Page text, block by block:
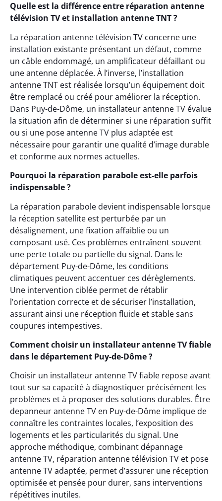
Quelle est la différence entre réparation antenne
télévision TV et installation antenne TNT ?
La réparation antenne télévision TV concerne une
installation existante présentant un défaut, comme
un câble endommagé, un amplificateur défaillant ou
une antenne déplacée. À l’inverse, l’installation
antenne TNT est réalisée lorsqu’un équipement doit
être remplacé ou créé pour améliorer la réception.
Dans Puy-de-Dôme, un installateur antenne TV évalue
la situation afin de déterminer si une réparation suffit
ou si une pose antenne TV plus adaptée est
nécessaire pour garantir une qualité d’image durable
et conforme aux normes actuelles.
Pourquoi la réparation parabole est-elle parfois
indispensable ?
La réparation parabole devient indispensable lorsque
la réception satellite est perturbée par un
désalignement, une fixation affaiblie ou un
composant usé. Ces problèmes entraînent souvent
une perte totale ou partielle du signal. Dans le
département Puy-de-Dôme, les conditions
climatiques peuvent accentuer ces dérèglements.
Une intervention ciblée permet de rétablir
l’orientation correcte et de sécuriser l’installation,
assurant ainsi une réception fluide et stable sans
coupures intempestives.
Comment choisir un installateur antenne TV fiable
dans le département Puy-de-Dôme ?
Choisir un installateur antenne TV fiable repose avant
tout sur sa capacité à diagnostiquer précisément les
problèmes et à proposer des solutions durables. Être
depanneur antenne TV en Puy-de-Dôme implique de
connaître les contraintes locales, l’exposition des
logements et les particularités du signal. Une
approche méthodique, combinant dépannage
antenne TV, réparation antenne télévision TV et pose
antenne TV adaptée, permet d’assurer une réception
optimisée et pensée pour durer, sans interventions
répétitives inutiles.